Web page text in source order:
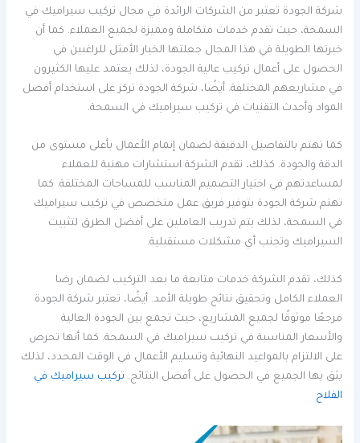
شركة الجودة تعتبر من الشركات الرائدة في مجال تركيب سيراميك في
السمحة، حيث تقدم خدمات متكاملة ومميزة لجميع العملاء. كما أن
خبرتها الطويلة في هذا المجال جعلتها الخيار الأمثل للراغبين في
الحصول على أعمال تركيب عالية الجودة، لذلك يعتمد عليها الكثيرون
في مشاريعهم المختلفة. أيضًا، شركة الجودة تركز على استخدام أفضل
المواد وأحدث التقنيات في تركيب سيراميك في السمحة.
كما تهتم بالتفاصيل الدقيقة لضمان إتمام الأعمال بأعلى مستوى من
الدقة والجودة. كذلك، تقدم الشركة استشارات مهنية للعملاء
لمساعدتهم في اختيار التصميم المناسب للمساحات المختلفة. كما
تهتم شركة الجودة بتوفير فريق عمل متخصص في تركيب سيراميك
في السمحة، لذلك يتم تدريب العاملين على أفضل الطرق لتثبيت
السيراميك وتجنب أي مشكلات مستقبلية.
كذلك، تقدم الشركة خدمات متابعة ما بعد التركيب لضمان رضا
العملاء الكامل وتحقيق نتائج طويلة الأمد. أيضًا، تعتبر شركة الجودة
مرجعًا موثوقًا لجميع المشاريع، حيث تجمع بين الجودة العالية
والأسعار المناسبة في تركيب سيراميك في السمحة. كما أنها تحرص
على الالتزام بالمواعيد النهائية وتسليم الأعمال في الوقت المحدد، لذلك
يثق بها الجميع في الحصول على أفضل النتائج. تركيب سيراميك في
الفلاح